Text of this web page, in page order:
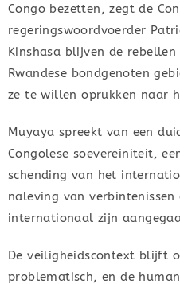
Congo bezetten, zegt de
regeringswoordvoerder
Kinshasa blijven de rebellen
Rwandese bondgenoten
ze te willen oprukken naar
Muyaya spreekt van een
Congolese soevereiniteit,
schending van het
naleving van
internationaal zijn
De veiligheidscontext blijft
problematisch, en de